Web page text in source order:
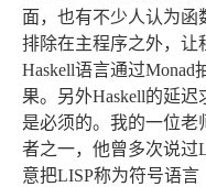
面，也有不少人认为函
排除在主程序之外，让
Haskell语言通过
果。另外Haskell的延
是必须的。我的一位老
者之一，他曾多次说过
意把LISP称为符号语言